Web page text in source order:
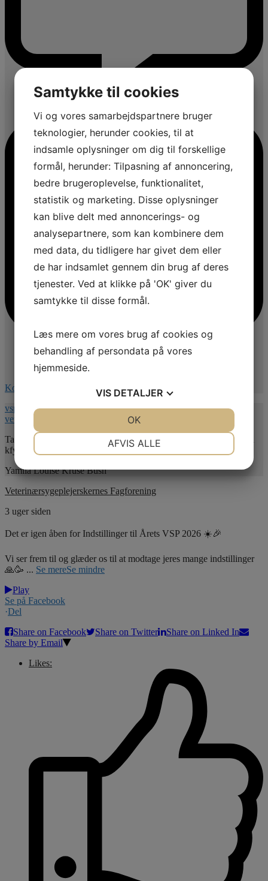
Kommentér på Facebook
vspnet.dk/erfa-moede-for-oplaeringsansvarlige-paa-
veterinaersygeplejerske-uddannelsen/
Tag endelig fat på mig ved spørgsmål til dagen, samt tilmelding på
kfy@hansenberg.dk inden d. 1 september🌼
Yamila Louise Kruse Bush
Veterinærsygeplejerskernes Fagforening
3 uger siden
Det er igen åben for Indstillinger til Årets VSP 2026 ☀️🎉
Vi ser frem til og glæder os til at modtage jeres mange indstillinger
🙏🥳 ... Se mereSe mindre
Play
Se på Facebook
·Del
Share on Facebook
Share on Twitter
Share on Linked In
Share by Email
Likes:
Samtykke til cookies
Vi og vores samarbejdspartnere bruger
teknologier, herunder cookies, til at
indsamle oplysninger om dig til forskellige
formål, herunder: Tilpasning af annoncering,
bedre brugeroplevelse, funktionalitet,
statistik og marketing. Disse oplysninger
kan blive delt med annoncerings- og
analysepartnere, som kan kombinere dem
med data, du tidligere har givet dem eller
de har indsamlet gennem din brug af deres
tjenester. Ved at klikke på 'OK' giver du
samtykke til disse formål.
Læs mere om vores brug af cookies og
behandling af persondata på vores
hjemmeside.
VIS DETALJER
AFVIS ALLE
OK